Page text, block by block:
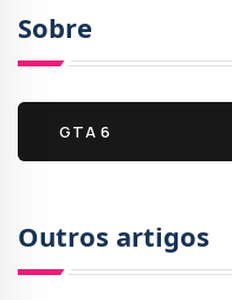
Sobre
GTA 6
Outros artigos